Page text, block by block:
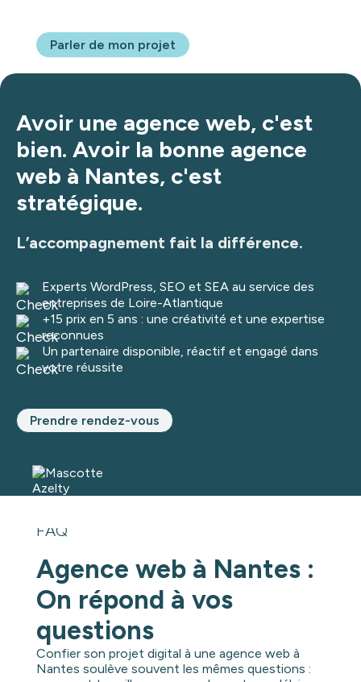
Parler de mon projet
Avoir une agence web, c'est
bien. Avoir la bonne agence
web à Nantes, c'est
stratégique.
L’accompagnement fait la différence.
Experts WordPress, SEO et SEA au service des
entreprises de Loire-Atlantique
+15 prix en 5 ans : une créativité et une expertise
reconnues
Un partenaire disponible, réactif et engagé dans
votre réussite
Prendre rendez-vous
FAQ
Agence web à Nantes :
On répond à vos
questions
Confier son projet digital à une agence web à
Nantes soulève souvent les mêmes questions :